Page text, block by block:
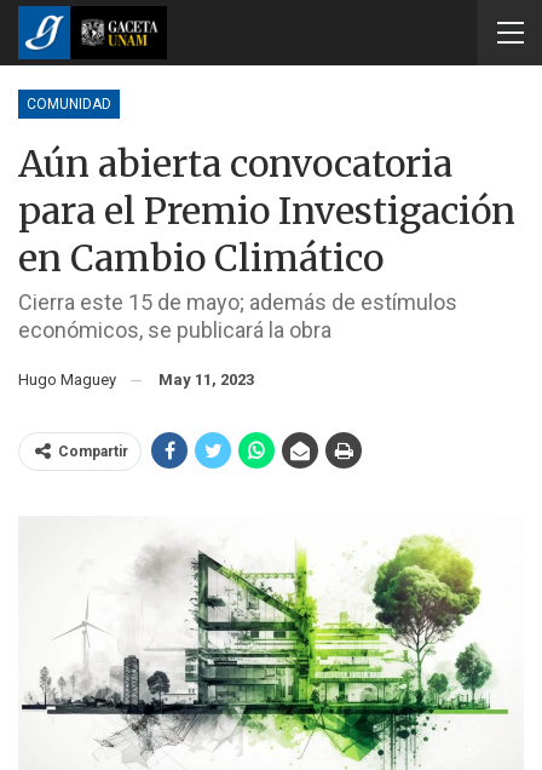
COMUNIDAD
Aún abierta convocatoria
para el Premio Investigación
en Cambio Climático
Cierra este 15 de mayo; además de estímulos
económicos, se publicará la obra
Hugo Maguey May 11, 2023
Compartir